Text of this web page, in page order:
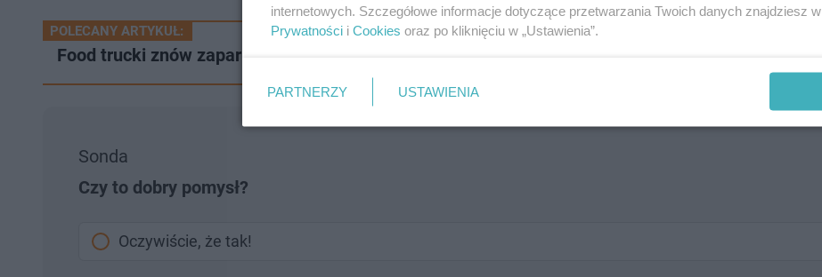
POLECANY ARTYKUŁ:
Food trucki znów zaparkują w centrum Bełchatowa. Szykuje się prawdziwa uczta!
Sonda
Czy to dobry pomysł?
Oczywiście, że tak!
internetowych. Szczegółowe informacje dotyczące przetwarzania Twoich danych znajdziesz w
Prywatności i Cookies oraz po kliknięciu w „Ustawienia”.
PARTNERZY USTAWIENIA